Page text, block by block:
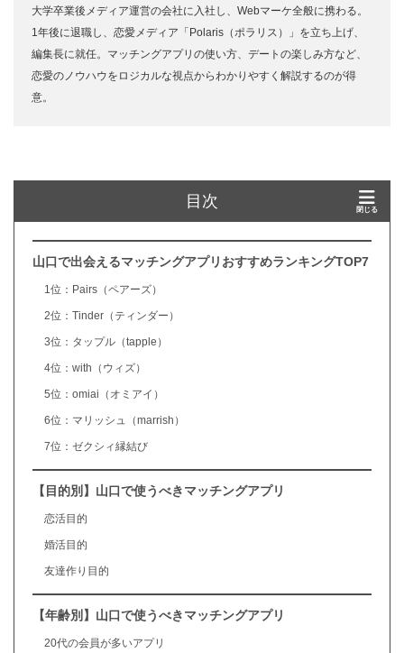
大学卒業後メディア運営の会社に入社し、Webマーケ全般に携わる。
1年後に退職し、恋愛メディア「Polaris（ポラリス）」を立ち上げ、
編集長に就任。マッチングアプリの使い方、デートの楽しみ方など、
恋愛のノウハウをロジカルな視点からわかりやすく解説するのが得
意。
目次
山口で出会えるマッチングアプリおすすめランキングTOP7
1位：Pairs（ペアーズ）
2位：Tinder（ティンダー）
3位：タップル（tapple）
4位：with（ウィズ）
5位：omiai（オミアイ）
6位：マリッシュ（marrish）
7位：ゼクシィ縁結び
【目的別】山口で使うべきマッチングアプリ
恋活目的
婚活目的
友達作り目的
【年齢別】山口で使うべきマッチングアプリ
20代の会員が多いアプリ